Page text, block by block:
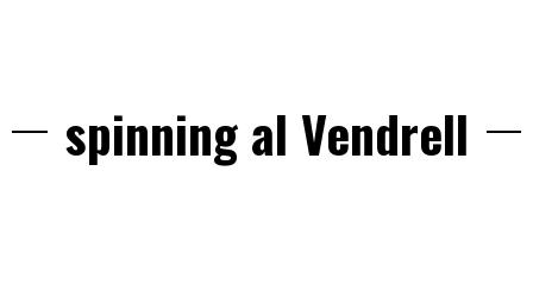
spinning al Vendrell